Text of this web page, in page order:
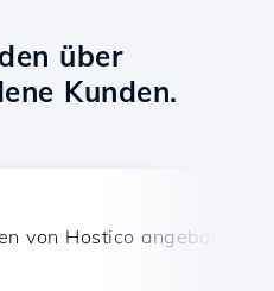
über
Kunden.
Unterstützung.
Hostico angebotenen